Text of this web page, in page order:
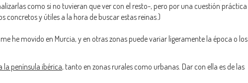
como si no tuvieran que ver con el resto-, pero por una cuestión práctica
y útiles a la hora de buscar estas reinas.)
he movido en Murcia, y en otras zonas puede variar ligeramente la época o los
península ibérica, tanto en zonas rurales como urbanas. Dar con ella es de las